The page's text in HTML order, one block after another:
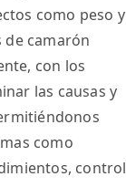
como peso y
camarón
con los
las causas y
como
control